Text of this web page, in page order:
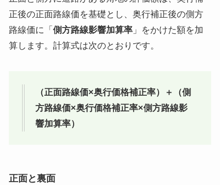
正後の正面路線価を基礎とし、奥行補正後の側方
路線価に「 側方路線影響加算率」をかけた額を加
算します。計算式は次のとおりです。
（正面路線価×奥行価格補正率）＋（側
方路線価×奥行価格補正率×側方路線影
響加算率）
正面と裏面